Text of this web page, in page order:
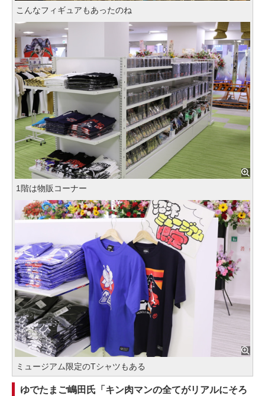
こんなフィギュアもあったのね
1階は物販コーナー
ミュージアム限定のTシャツもある
ゆでたまご嶋田氏「キン肉マンの全てがリアルにそろ